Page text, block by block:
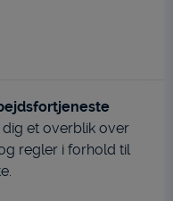
et overblik over
regler i forhold til